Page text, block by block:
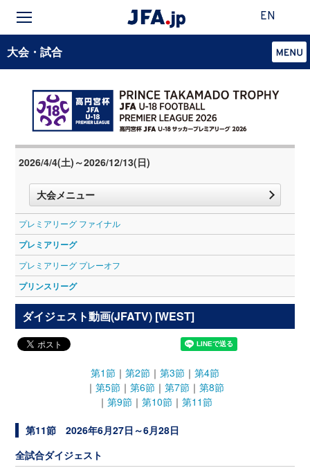
EN
大会・試合
2026/4/4(土)～2026/12/13(日)
大会メニュー
プレミアリーグ ファイナル
プレミアリーグ
プレミアリーグ プレーオフ
プリンスリーグ
ダイジェスト動画(JFATV) [WEST]
第1節 ｜ 第2節 ｜ 第3節 ｜ 第4節
｜ 第5節 ｜ 第6節 ｜ 第7節 ｜ 第8節
｜ 第9節 ｜ 第10節 ｜ 第11節
第11節 2026年6月27日～6月28日
全試合ダイジェスト